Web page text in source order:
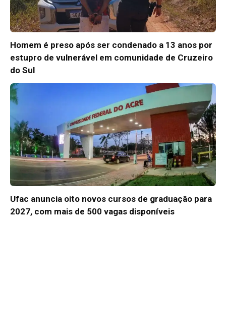
Homem é preso após ser condenado a 13 anos por
estupro de vulnerável em comunidade de Cruzeiro
do Sul
Ufac anuncia oito novos cursos de graduação para
2027, com mais de 500 vagas disponíveis